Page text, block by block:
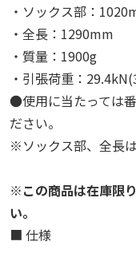
・ソックス部：
・全長：1290mm
・質量：1900g
・引張荷重：
●使用に当たっては
ださい。
※ソックス部、全長
※この商品は在庫限
い。
■ 仕様